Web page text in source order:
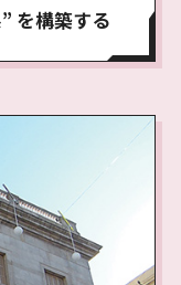
を構築する